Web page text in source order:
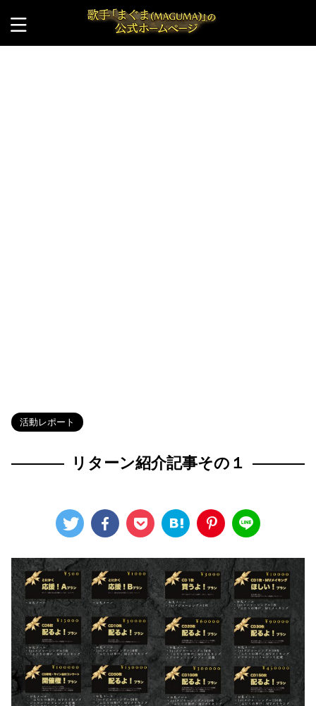
活動レポート
リターン紹介記事その１